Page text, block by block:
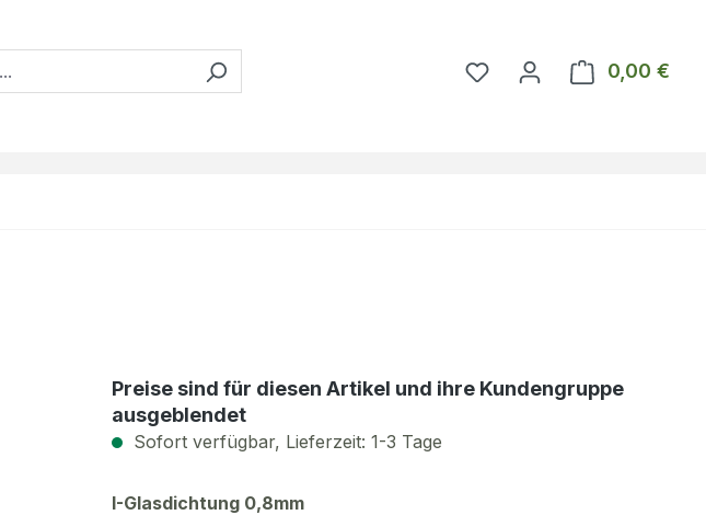
Du hast 0 Produkte auf
0,00 €
Preise sind für diesen Artikel und ihre Kundengruppe
ausgeblendet
Sofort verfügbar, Lieferzeit: 1-3 Tage
I-Glasdichtung 0,8mmauswählen